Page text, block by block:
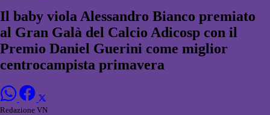
Il baby viola Alessandro Bianco premiato
al Gran Galà del Calcio Adicosp con il
Premio Daniel Guerini come miglior
centrocampista primavera
Redazione VN